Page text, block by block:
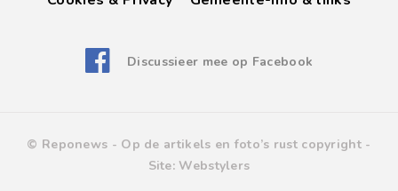
Discussieer mee op Facebook
© Reponews - Op de artikels en foto’s rust copyright -
Site: Webstylers